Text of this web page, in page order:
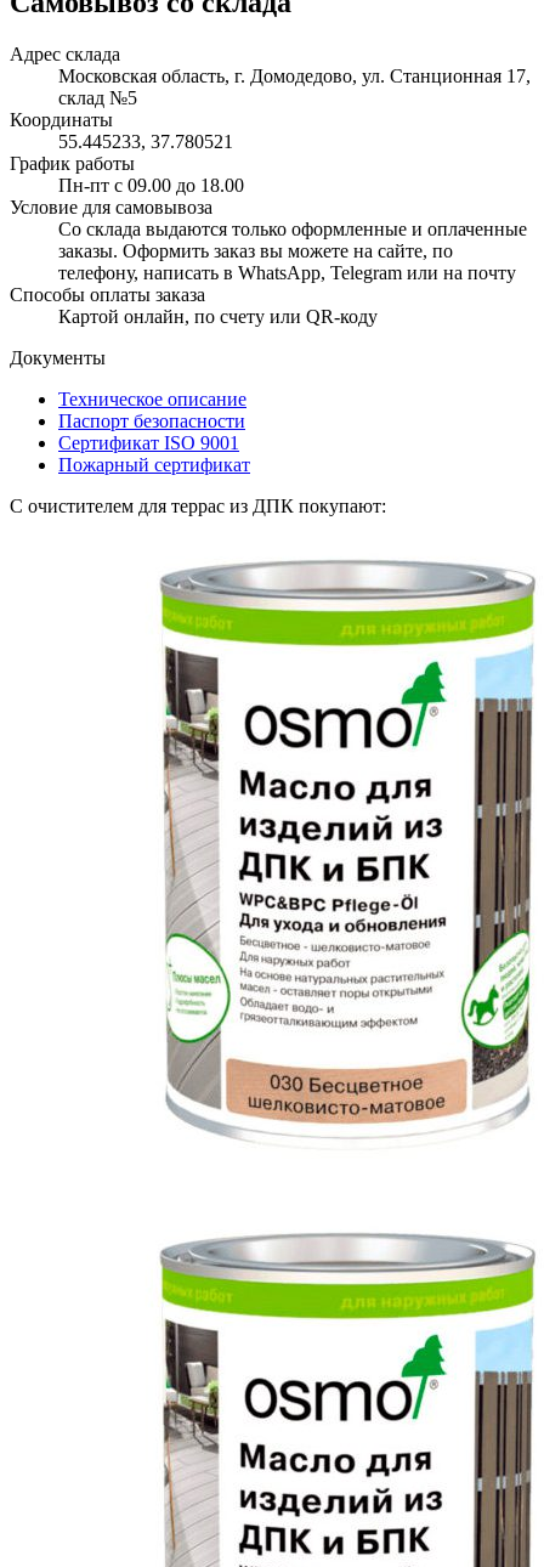
Адрес склада
Московская область, г. Домодедово, ул. Станционная 17,
склад №5
Координаты
55.445233, 37.780521
График работы
Пн-пт с 09.00 до 18.00
Условие для самовывоза
Со склада выдаются только оформленные и оплаченные
заказы. Оформить заказ вы можете на сайте, по
телефону, написать в WhatsApp, Telegram или на почту
Способы оплаты заказа
Картой онлайн, по счету или QR-коду
Документы
Техническое описание
Паспорт безопасности
Сертификат ISO 9001
Пожарный сертификат
С очистителем для террас из ДПК покупают: